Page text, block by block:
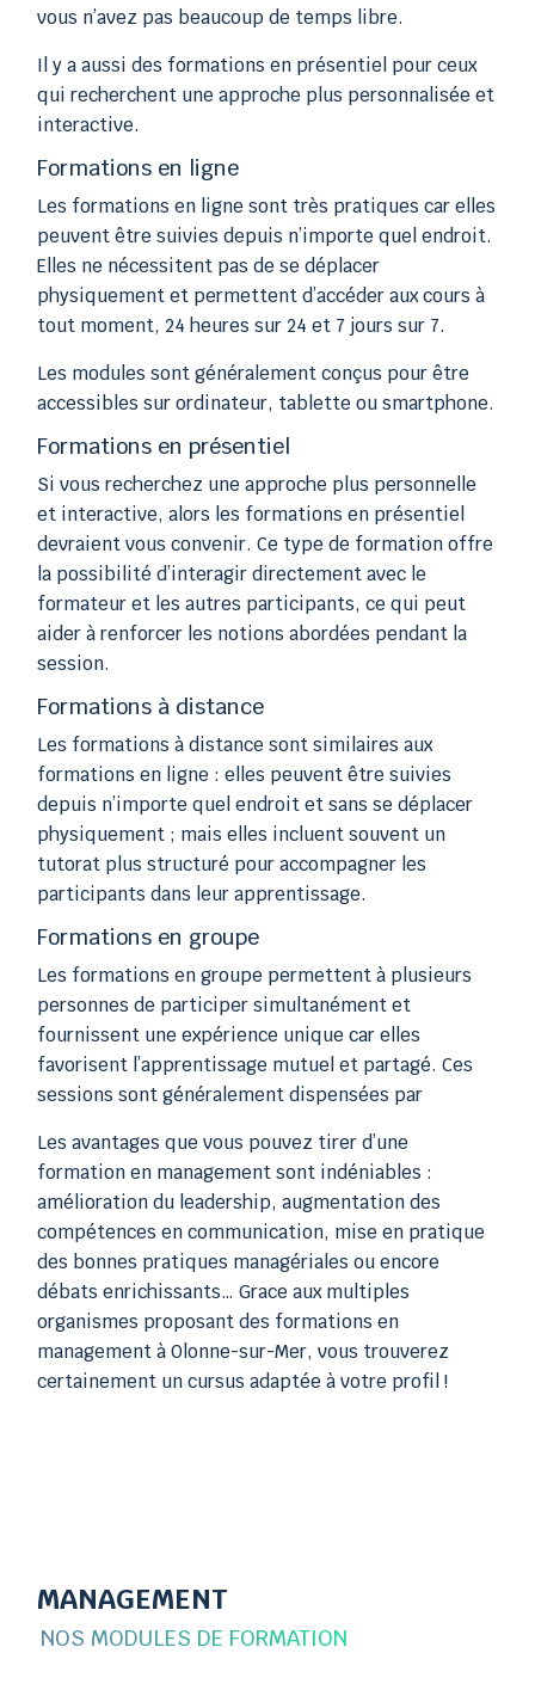
vous n’avez pas beaucoup de temps libre.
Il y a aussi des formations en présentiel pour ceux
qui recherchent une approche plus personnalisée et
interactive.
Formations en ligne
Les formations en ligne sont très pratiques car elles
peuvent être suivies depuis n’importe quel endroit.
Elles ne nécessitent pas de se déplacer
physiquement et permettent d’accéder aux cours à
tout moment, 24 heures sur 24 et 7 jours sur 7.
Les modules sont généralement conçus pour être
accessibles sur ordinateur, tablette ou smartphone.
Formations en présentiel
Si vous recherchez une approche plus personnelle
et interactive, alors les formations en présentiel
devraient vous convenir. Ce type de formation offre
la possibilité d’interagir directement avec le
formateur et les autres participants, ce qui peut
aider à renforcer les notions abordées pendant la
session.
Formations à distance
Les formations à distance sont similaires aux
formations en ligne : elles peuvent être suivies
depuis n’importe quel endroit et sans se déplacer
physiquement ; mais elles incluent souvent un
tutorat plus structuré pour accompagner les
participants dans leur apprentissage.
Formations en groupe
Les formations en groupe permettent à plusieurs
personnes de participer simultanément et
fournissent une expérience unique car elles
favorisent l’apprentissage mutuel et partagé. Ces
sessions sont généralement dispensées par
Les avantages que vous pouvez tirer d’une
formation en management sont indéniables :
amélioration du leadership, augmentation des
compétences en communication, mise en pratique
des bonnes pratiques managériales ou encore
débats enrichissants… Grace aux multiples
organismes proposant des formations en
management à Olonne-sur-Mer, vous trouverez
certainement un cursus adaptée à votre profil !
MANAGEMENT
NOS MODULES DE FORMATION